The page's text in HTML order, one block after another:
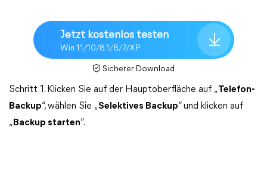
Jetzt kostenlos testen
Win 11/10/8.1/8/7/XP
Sicherer Download
Schritt 1. Klicken Sie auf der Hauptoberfläche auf „Telefon-
Backup“, wählen Sie „Selektives Backup“ und klicken auf
„ Backup starten“.